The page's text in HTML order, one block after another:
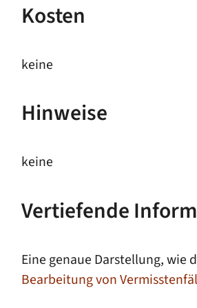
Kosten
keine
Hinweise
keine
Vertiefende
Eine genaue Darstellung, wie
Bearbeitung von